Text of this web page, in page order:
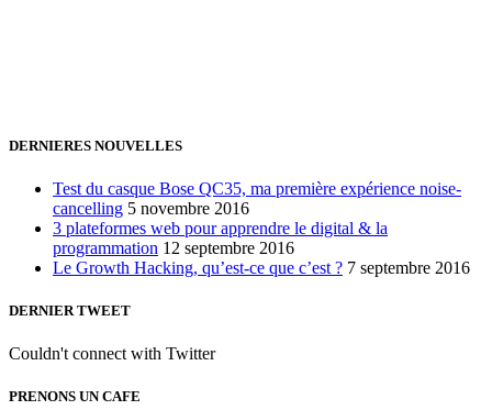
DERNIERES NOUVELLES
Test du casque Bose QC35, ma première expérience noise-
cancelling 5 novembre 2016
3 plateformes web pour apprendre le digital & la
programmation 12 septembre 2016
Le Growth Hacking, qu’est-ce que c’est ? 7 septembre 2016
DERNIER TWEET
Couldn't connect with Twitter
PRENONS UN CAFE